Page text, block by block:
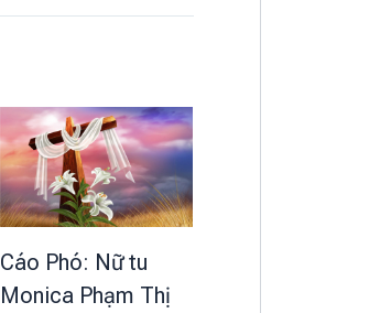
Cáo Phó: Nữ tu
Monica Phạm Thị